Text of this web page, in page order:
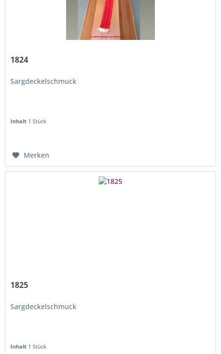
1824
Sargdeckelschmuck
Inhalt 1 Stück
Merken
1825
Sargdeckelschmuck
Inhalt 1 Stück